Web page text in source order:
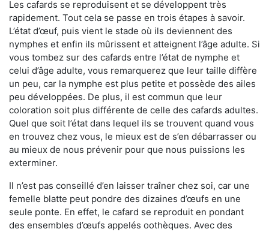
Les cafards se reproduisent et se développent très
rapidement. Tout cela se passe en trois étapes à savoir.
L’état d’œuf, puis vient le stade où ils deviennent des
nymphes et enfin ils mûrissent et atteignent l’âge adulte. Si
vous tombez sur des cafards entre l’état de nymphe et
celui d’âge adulte, vous remarquerez que leur taille diffère
un peu, car la nymphe est plus petite et possède des ailes
peu développées. De plus, il est commun que leur
coloration soit plus différente de celle des cafards adultes.
Quel que soit l’état dans lequel ils se trouvent quand vous
en trouvez chez vous, le mieux est de s’en débarrasser ou
au mieux de nous prévenir pour que nous puissions les
exterminer.
Il n’est pas conseillé d’en laisser traîner chez soi, car une
femelle blatte peut pondre des dizaines d’œufs en une
seule ponte. En effet, le cafard se reproduit en pondant
des ensembles d’œufs appelés oothèques. Avec des